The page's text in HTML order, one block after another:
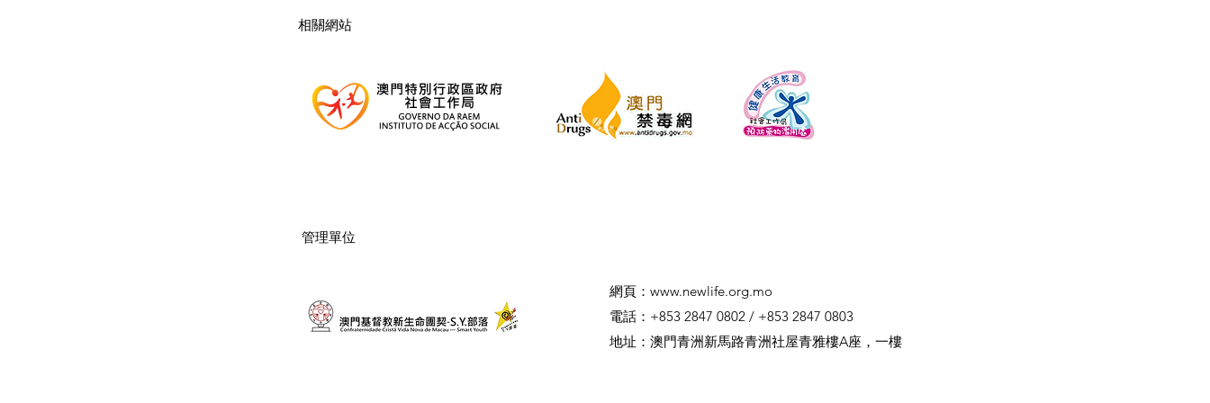
​相關網站
管理單位
​網頁： www.newlife.org.mo
電話：+853 2847 0802 / +853 2847 0803
​地址：澳門青洲新馬路青洲社屋青雅樓A座，一樓